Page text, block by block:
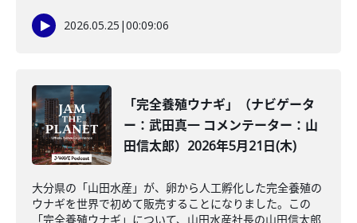
2026.05.25 |00:09:06
「完全養殖ウナギ」（ナビゲータ
ー：武田真一 コメンテーター：山
田信太郎）2026年5月21日(木)
大分県の「山田水産」が、卵から人工孵化した完全養殖の
ウナギを世界で初めて販売することになりました。この
「完全養殖ウナギ」について、山田水産社長の山田信太郎